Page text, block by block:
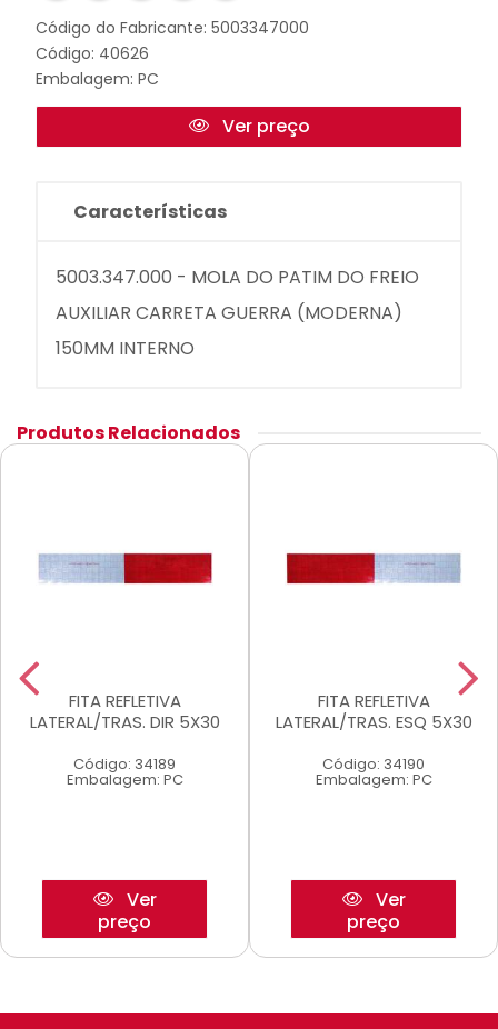
Código do Fabricante: 5003347000
Código: 40626
Embalagem: PC
Ver preço
Características
5003.347.000 - MOLA DO PATIM DO FREIO
AUXILIAR CARRETA GUERRA (MODERNA)
150MM INTERNO
Produtos Relacionados
FITA REFLETIVA
LATERAL/TRAS. DIR 5X30
Código: 34189
Embalagem: PC
Ver
preço
FITA REFLETIVA
LATERAL/TRAS. ESQ 5X30
Código: 34190
Embalagem: PC
Ver
preço